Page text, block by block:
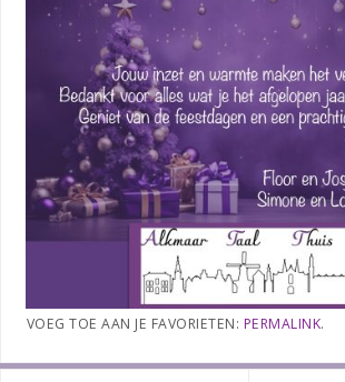
VOEG TOE AAN JE FAVORIETEN: PERMALINK.